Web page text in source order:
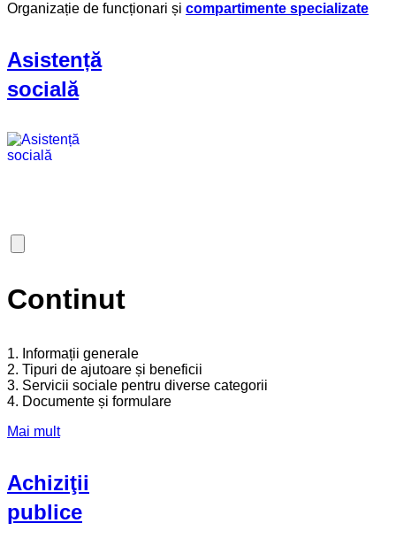
Organizație de funcționari și compartimente specializate
Asistență
socială
Continut
1. Informații generale
2. Tipuri de ajutoare și beneficii
3. Servicii sociale pentru diverse categorii
4. Documente și formulare
Mai mult
Achiziţii
publice